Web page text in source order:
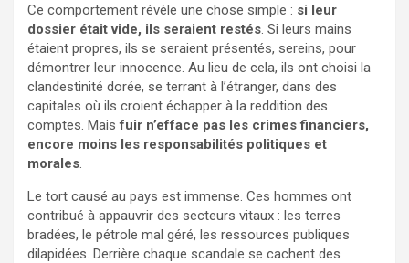
Ce comportement révèle une chose simple : si leur
dossier était vide, ils seraient restés . Si leurs mains
étaient propres, ils se seraient présentés, sereins, pour
démontrer leur innocence. Au lieu de cela, ils ont choisi la
clandestinité dorée, se terrant à l’étranger, dans des
capitales où ils croient échapper à la reddition des
comptes. Maisfuir n’efface pas les crimes financiers,
encore moins les responsabilités politiques et
morales
Le tort causé au pays est immense. Ces hommes ont
contribué à appauvrir des secteurs vitaux : les terres
bradées, le pétrole mal géré, les ressources publiques
dilapidées. Derrière chaque scandale se cachent des